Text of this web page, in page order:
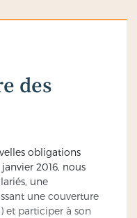
des
obligations
2016, nous
une
une couverture
et participer à son